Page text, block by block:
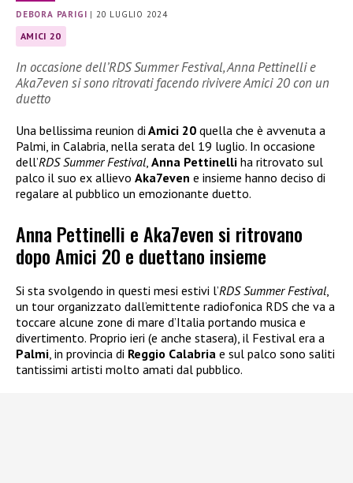
DEBORA PARIGI | 20 LUGLIO 2024
AMICI 20
In occasione dell’RDS Summer Festival, Anna Pettinelli e
Aka7even si sono ritrovati facendo rivivere Amici 20 con un
duetto
Una bellissima reunion di Amici 20 quella che è avvenuta a
Palmi, in Calabria, nella serata del 19 luglio. In occasione
dell’RDS Summer Festival, Anna Pettinelli ha ritrovato sul
palco il suo ex allievo Aka7even e insieme hanno deciso di
regalare al pubblico un emozionante duetto.
Anna Pettinelli e Aka7even si ritrovano
dopo Amici 20 e duettano insieme
Si sta svolgendo in questi mesi estivi l’RDS Summer Festival
un tour organizzato dall’emittente radiofonica RDS che va a
toccare alcune zone di mare d’Italia portando musica e
divertimento. Proprio ieri (e anche stasera), il Festival era a
Palmi , in provincia di Reggio Calabria e sul palco sono saliti
tantissimi artisti molto amati dal pubblico.